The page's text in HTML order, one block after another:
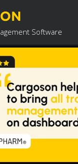
Software